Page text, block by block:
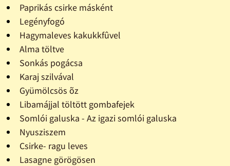
Paprikás csirke másként
Legényfogó
Hagymaleves kakukkfûvel
Alma töltve
Sonkás pogácsa
Karaj szilvával
Gyümölcsös õz
Libamájjal töltött gombafejek
Somlói galuska - Az igazi somlói galuska
Nyusziszem
Csirke- ragu leves
Lasagne görögösen